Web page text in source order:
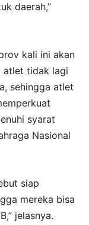
daerah,”
kali ini akan
atlet tidak lagi
sehingga atlet
syarat
Nasional
siap
mereka bisa
jelasnya.